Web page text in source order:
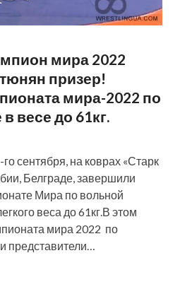
мира 2022
призер!
мира-2022 по
весе до 61кг.
сентября, на коврах «Старк
Белграде, завершили
Мира по вольной
веса до 61кг.В этом
мира 2022 по
представители…